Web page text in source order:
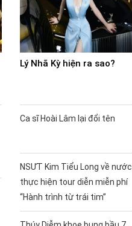
Lý Nhã Kỳ hiện ra sao?
Ca sĩ Hoài Lâm lại đổi tên
NSƯT Kim Tiểu Long về nước
thực hiện tour diễn miễn phí
“Hành trình từ trái tim”